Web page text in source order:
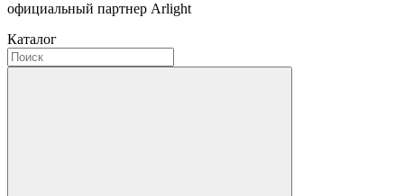
официальный партнер Arlight
Каталог